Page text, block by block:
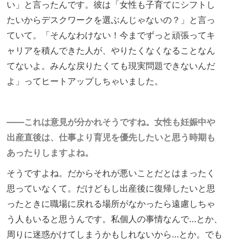
い」と言ったんです。彼は「女性も子育てにシフトし
たいからデスクワークを選ぶんじゃないの？」と言っ
ていて。「そんなわけない！今までずっと頑張ってキ
ャリアを積んできた人が、やりたくなくなることなん
てないよ。みんな戻りたくても現実問題できないんだ
よ」ってヒートアップしちゃいました。
——これは意見が分かれそうですね。女性も妊娠中や
出産直後は、仕事より育児を優先したいと思う時期も
あったりしますよね。
そうですよね。だからそれが悪いことだとはまったく
思っていなくて。だけどもし出産後に復帰したいと思
ったときに職場に戻れる場所がなかったら遠慮しちゃ
う人もいると思うんです。私個人の事情なんで…とか、
周りに迷惑かけてしまうかもしれないから…とか。でも